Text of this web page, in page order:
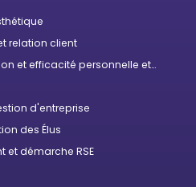
relation client
et efficacité personnelle et
d'entreprise
des Élus
et démarche RSE